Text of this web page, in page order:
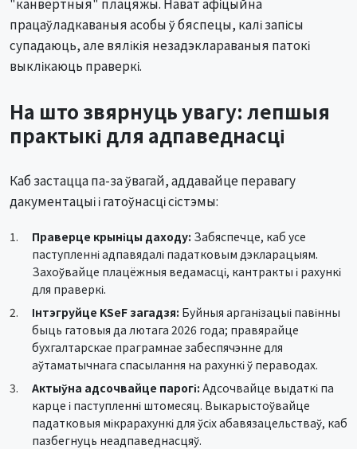
працаўладкаваныя асобы ў бяспецы, калі запісы
супадаюць, але вялікія незадэклараваныя патокі
выклікаюць праверкі.
На што звярнуць увагу: лепшыя
практыкі для адпаведнасці
Каб застацца па-за ўвагай, аддавайце перавагу
дакументацыі і гатоўнасці сістэмы:
Праверце крыніцы даходу: Забяспечце, каб усе
паступленні адпавядалі падатковым дэкларацыям.
Захоўвайце плацёжныя ведамасці, кантракты і рахункі
для праверкі.
Інтэгруйце KSeF загадзя: Буйныя арганізацыі павінны
быць гатовыя да лютага 2026 года; правярайце
бухгалтарскае праграмнае забеспячэнне для
аўтаматычнага спасылання на рахункі ў пераводах.
Актыўна адсочвайце парогі: Адсочвайце выдаткі па
карце і паступленні штомесяц. Выкарыстоўвайце
падатковыя мікрарахункі для ўсіх абавязацельстваў, каб
пазбегнуць неадпаведнасцяў.